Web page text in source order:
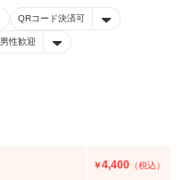
QRコード決済可
男性歓迎
￥4,400 （税込）